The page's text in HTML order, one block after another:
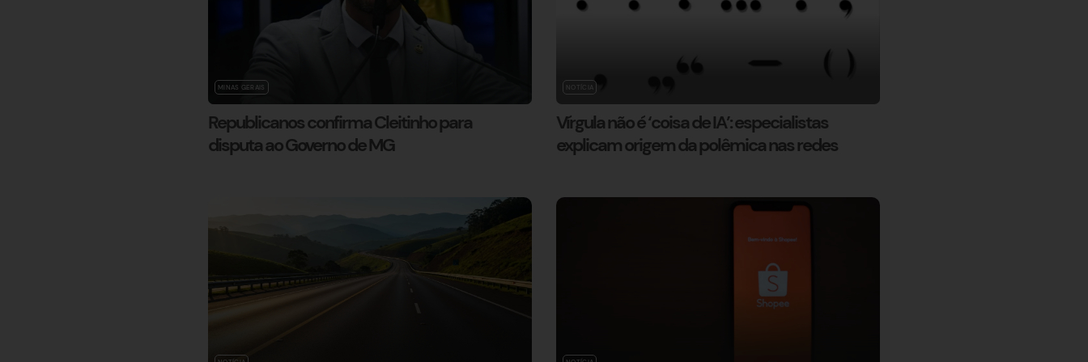
MINAS GERAIS
Republicanos confirma Cleitinho para
disputa ao Governo de MG
NOTÍCIA
Vírgula não é ‘coisa de IA’: especialistas
explicam origem da polêmica nas redes